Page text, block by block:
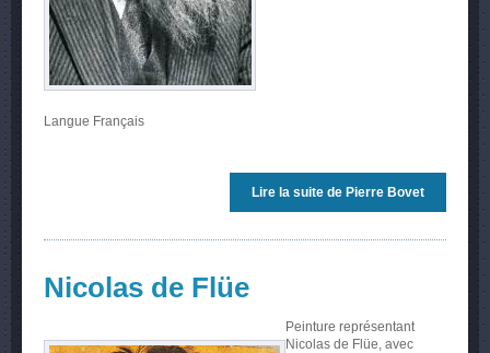
Langue Français
Lire la suite de Pierre Bovet
Nicolas de Flüe
Peinture représentant
Nicolas de Flüe, avec